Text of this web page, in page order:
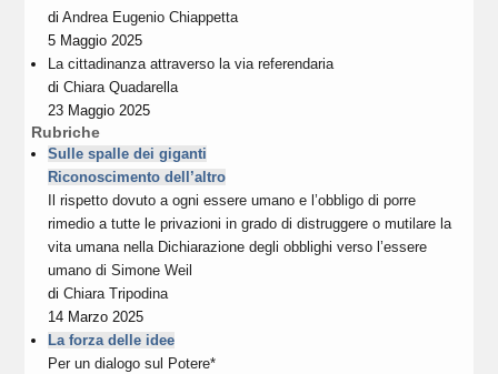
diAndrea Eugenio Chiappetta
5 Maggio 2025
La cittadinanza attraverso la via referendaria
diChiara Quadarella
23 Maggio 2025
Rubriche
Sulle spalle dei giganti
Riconoscimento dell’altro
Il rispetto dovuto a ogni essere umano e l’obbligo di porre
rimedio a tutte le privazioni in grado di distruggere o mutilare la
vita umana nella Dichiarazione degli obblighi verso l’essere
umano di Simone Weil
diChiara Tripodina
14 Marzo 2025
La forza delle idee
Per un dialogo sul Potere*